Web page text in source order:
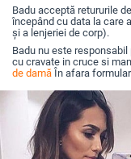
Badu acceptă retururile
începând cu data la care
și a lenjeriei de corp).
Badu nu este
cu cravate in cruce si
de damă În afara